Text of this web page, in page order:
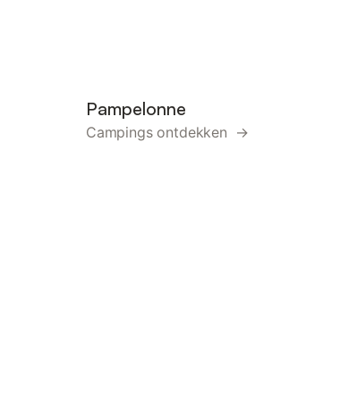
Pampelonne
Campings ontdekken →